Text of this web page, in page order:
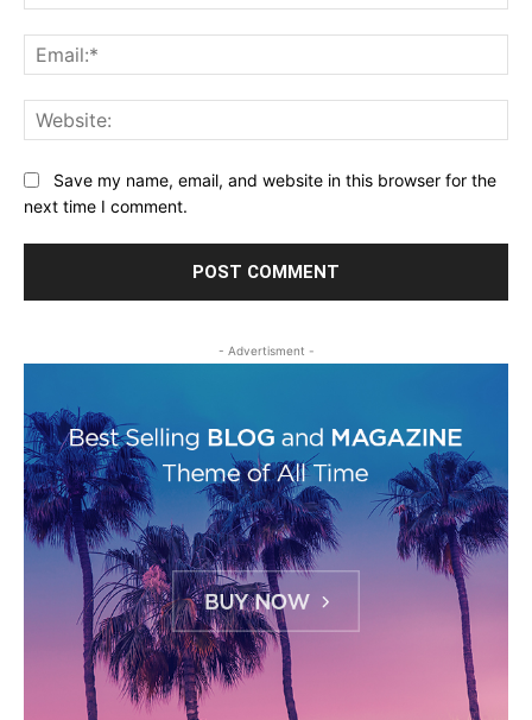
Save my name, email, and website in this browser for the
next time I comment.
- Advertisment -